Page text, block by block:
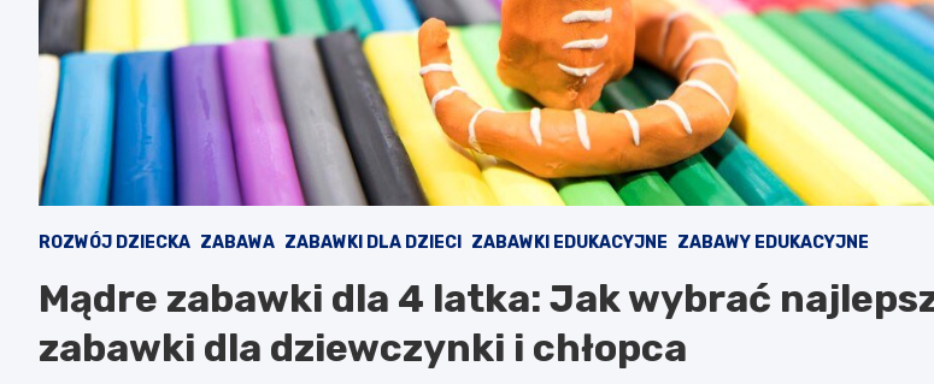
ROZWÓJ DZIECKA ZABAWA ZABAWKI DLA DZIECI ZABAWKI EDUKACYJNE ZABAWY EDUKACYJNE
Mądre zabawki dla 4 latka: Jak wybrać
zabawki dla dziewczynki i chłopca